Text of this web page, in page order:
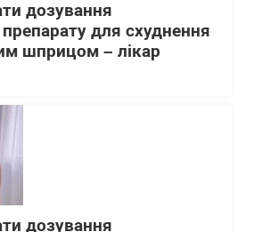
дозування
для схуднення
шприцом – лікар
дозування